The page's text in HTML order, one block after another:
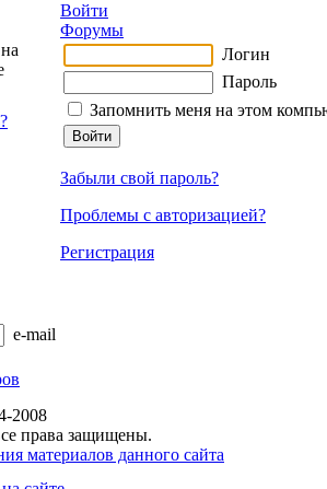
e-mail
Войти
Форумы
Логин
Пароль
Запомнить меня на этом
Забыли свой пароль?
Проблемы с авторизацией?
Регистрация
2008
права защищены.
материалов данного сайта